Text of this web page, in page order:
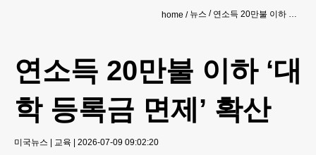
home 뉴스 연소득 20만불 이하 ‘대학 등록금 면제’ 확산
연소득 20만불 이하 ‘대
학 등록금 면제’ 확산
미국뉴스 | 교육 | 2026-07-09 09:02:20